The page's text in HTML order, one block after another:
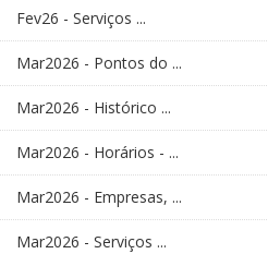
Fev26 - Serviços ...
Mar2026 - Pontos do ...
Mar2026 - Histórico ...
Mar2026 - Horários - ...
Mar2026 - Empresas, ...
Mar2026 - Serviços ...